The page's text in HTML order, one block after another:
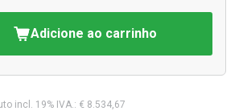
Adicione ao carrinho
incl. 19% IVA.: € 8.534,67